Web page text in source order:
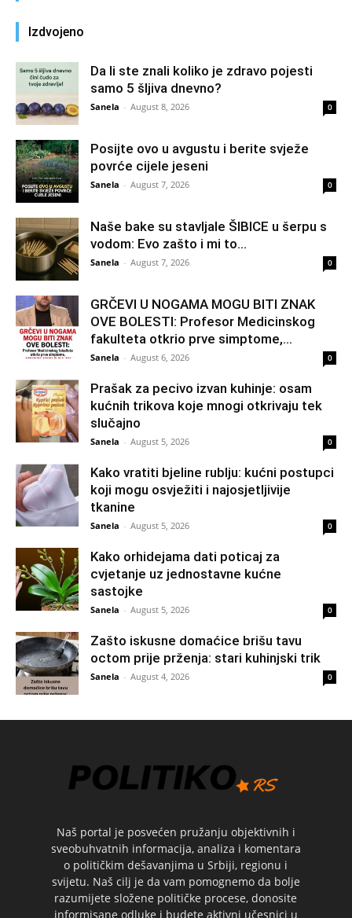
Izdvojeno
Da li ste znali koliko je zdravo pojesti
samo 5 šljiva dnevno?
Sanela - August 8, 2026 0
Posijte ovo u avgustu i berite svježe
povrće cijele jeseni
Sanela - August 7, 2026 0
Naše bake su stavljale ŠIBICE u šerpu s
vodom: Evo zašto i mi to...
Sanela - August 7, 2026 0
GRČEVI U NOGAMA MOGU BITI ZNAK
OVE BOLESTI: Profesor Medicinskog
fakulteta otkrio prve simptome,...
Sanela - August 6, 2026 0
Prašak za pecivo izvan kuhinje: osam
kućnih trikova koje mnogi otkrivaju tek
slučajno
Sanela - August 5, 2026 0
Kako vratiti bjeline rublju: kućni postupci
koji mogu osvježiti i najosjetljivije
tkanine
Sanela - August 5, 2026 0
Kako orhidejama dati poticaj za
cvjetanje uz jednostavne kućne
sastojke
Sanela - August 5, 2026 0
Zašto iskusne domaćice brišu tavu
octom prije prženja: stari kuhinjski trik
Sanela - August 4, 2026 0
Naš portal je posvećen pružanju objektivnih i
sveobuhvatnih informacija, analiza i komentara
o političkim dešavanjima u Srbiji, regionu i
svijetu. Naš cilj je da vam pomognemo da bolje
razumijete složene političke procese, donosite
informisane odluke i budete aktivni učesnici u